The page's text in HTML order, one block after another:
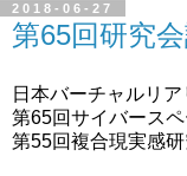
2018-06-27
第65回研究
日本バーチャルリ
第65回サイバース
第55回複合現実感